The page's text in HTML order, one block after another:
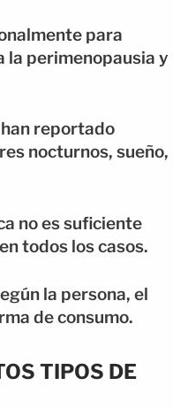
para
la perimenopausia y
reportado
nocturnos, sueño,
no es suficiente
todos los casos.
la persona, el
de consumo.
TIPOS DE